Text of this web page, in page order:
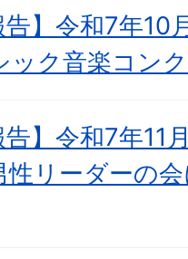
告】令和7年
ック音楽コン
告】令和7年11
性リーダーの